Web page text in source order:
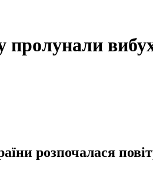
пролунали
розпочалася